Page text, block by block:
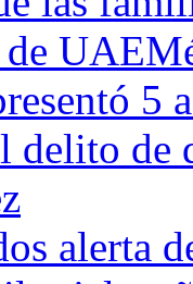
5
delito de
alerta